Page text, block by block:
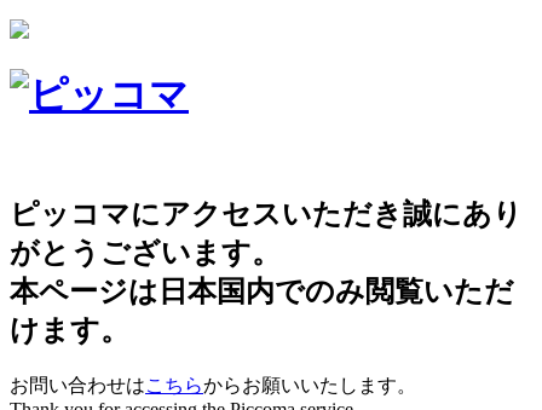
ピッコマにアクセスいただき誠にあり
がとうございます。
本ページは日本国内でのみ閲覧いただ
けます。
お問い合わせはこちらからお願いいたします。